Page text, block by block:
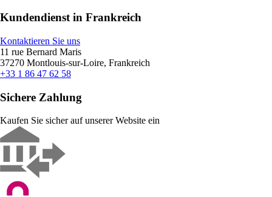
Kundendienst in Frankreich
Kontaktieren Sie uns
11 rue Bernard Maris
37270 Montlouis-sur-Loire, Frankreich
+33 1 86 47 62 58
Sichere Zahlung
Kaufen Sie sicher auf unserer Website ein